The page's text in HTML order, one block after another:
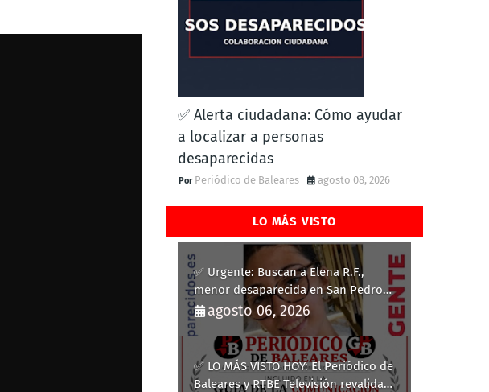
✅ Alerta ciudadana: Cómo ayudar
a localizar a personas
desaparecidas
Periódico de Baleares agosto 08, 2026
LO MÁS VISTO
✅ Urgente: Buscan a Elena R.F.,
menor desaparecida en San Pedro
del Pinatar
agosto 06, 2026
✅ LO MÁS VISTO HOY: El Periódico de
Baleares y RTBE Televisión revalidan